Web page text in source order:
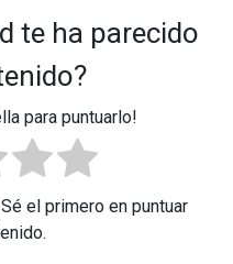
te ha parecido
para puntuarlo!
el primero en puntuar